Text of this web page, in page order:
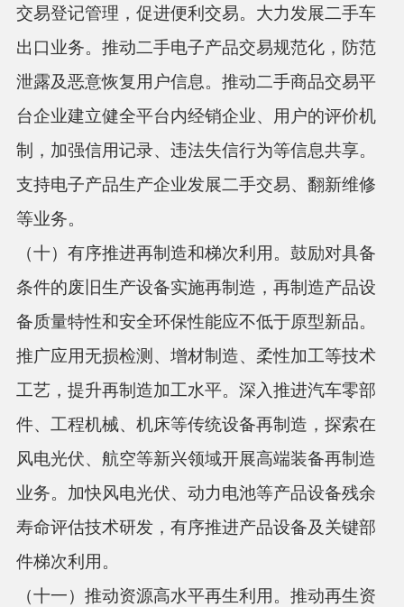
交易登记管理，促进便利交易。大力发展二手车
出口业务。推动二手电子产品交易规范化，防范
泄露及恶意恢复用户信息。推动二手商品交易平
台企业建立健全平台内经销企业、用户的评价机
制，加强信用记录、违法失信行为等信息共享。
支持电子产品生产企业发展二手交易、翻新维修
等业务。
（十）有序推进再制造和梯次利用。 鼓励对具备
条件的废旧生产设备实施再制造，再制造产品设
备质量特性和安全环保性能应不低于原型新品。
推广应用无损检测、增材制造、柔性加工等技术
工艺，提升再制造加工水平。深入推进汽车零部
件、工程机械、机床等传统设备再制造，探索在
风电光伏、航空等新兴领域开展高端装备再制造
业务。加快风电光伏、动力电池等产品设备残余
寿命评估技术研发，有序推进产品设备及关键部
件梯次利用。
（十一）推动资源高水平再生利用。 推动再生资